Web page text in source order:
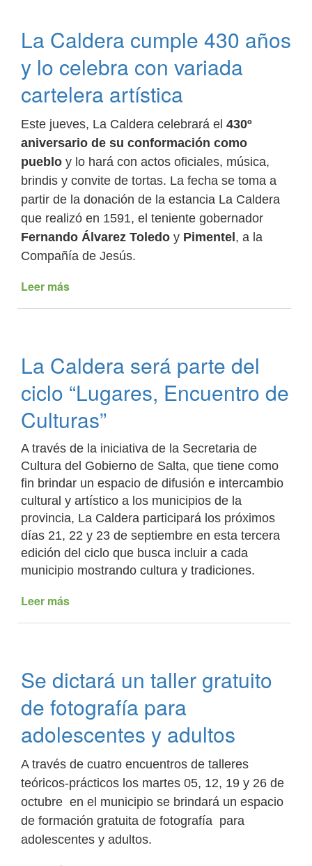
fiestas
patronales
hasta
el
31,
actividades
religiosas
y
culturales
La Caldera cumple 430 años
y lo celebra con variada
cartelera artística
Este jueves, La Caldera celebrará el 430º
aniversario de su conformación como
pueblo y lo hará con actos oficiales, música,
brindis y convite de tortas. La fecha se toma a
partir de la donación de la estancia La Caldera
que realizó en 1591, el teniente gobernador
Fernando Álvarez Toledo y Pimentel , a la
Compañía de Jesús.
Leer más
años
y
lo
celebra
con
variada
cartelera
artística
La Caldera será parte del
ciclo “Lugares, Encuentro de
Culturas”
A través de la iniciativa de la Secretaria de
Cultura del Gobierno de Salta, que tiene como
fin brindar un espacio de difusión e intercambio
cultural y artístico a los municipios de la
provincia, La Caldera participará los próximos
días 21, 22 y 23 de septiembre en esta tercera
edición del ciclo que busca incluir a cada
municipio mostrando cultura y tradiciones.
Leer más
del
ciclo
“Lugares,
Encuentro
de
Se dictará un taller gratuito
de fotografía para
adolescentes y adultos
A través de cuatro encuentros de talleres
teóricos-prácticos los martes 05, 12, 19 y 26 de
octubre en el municipio se brindará un espacio
de formación gratuita de fotografía para
adolescentes y adultos.